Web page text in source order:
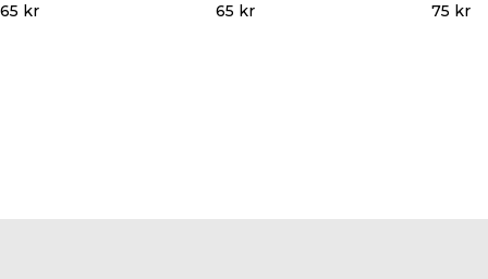
65 kr 65 kr 75 kr